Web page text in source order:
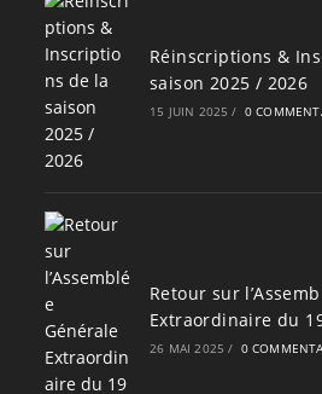
Réinscriptions &
saison 2025 / 2026
15 JUIN 2025 / 0
Retour sur
Extraordinaire du
26 MAI 2025 / 0